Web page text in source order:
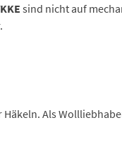
sind nicht auf
Als